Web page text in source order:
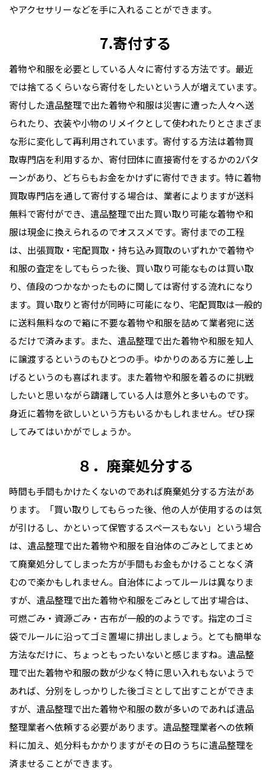
やアクセサリーなどを手に入れることができます。
7.寄付する
着物や和服を必要としている人々に寄付する方法です。最近
では捨てるくらいなら寄付をしたいという人が増えています。
寄付した遺品整理で出た着物や和服は災害に遭った人々へ送
られたり、衣装や小物のリメイクとして使われたりとさまざま
な形に変化して再利用されています。寄付する方法は着物買
取専門店を利用するか、寄付団体に直接寄付をするかの2パタ
ーンがあり、どちらもお金をかけずに寄付できます。特に着物
買取専門店を通して寄付する場合は、業者によりますが送料
無料で寄付ができ、遺品整理で出た買い取り可能な着物や和
服は現金に換えられるのでオススメです。寄付までの工程
は、出張買取・宅配買取・持ち込み買取のいずれかで着物や
和服の査定をしてもらった後、買い取り可能なものは買い取
り、値段のつかなかったものに関しては寄付する流れになり
ます。買い取りと寄付が同時に可能になり、宅配買取は一般的
に送料無料なので箱に不要な着物や和服を詰めて業者宛に送
るだけで済みます。また、遺品整理で出た着物や和服を知人
に譲渡するというのもひとつの手。ゆかりのある方に差し上
げるというのも喜ばれます。また着物や和服を着るのに挑戦
したいと思いながら躊躇している人は意外と多いものです。
身近に着物を欲しいという方もいるかもしれません。ぜひ探
してみてはいかがでしょうか。
８．廃棄処分する
時間も手間もかけたくないのであれば廃棄処分する方法があ
ります。「買い取りしてもらった後、他の人が使用するのは気
が引けるし、かといって保管するスペースもない」という場合
は、遺品整理で出た着物や和服を自治体のごみとしてまとめ
て廃棄処分してしまった方が手間もお金もかけることなく済
むので楽かもしれません。自治体によってルールは異なりま
すが、遺品整理で出た着物や和服をごみとして出す場合は、
可燃ごみ・資源ごみ・古布が一般的のようです。指定のゴミ
袋でルールに沿ってゴミ置場に排出しましょう。とても簡単な
方法なだけに、ちょっともったいないと感じますね。遺品整
理で出た着物や和服の数が少なく特に思い入れもないようで
あれば、分別をしっかりした後ゴミとして出すことができま
すが、遺品整理で出た着物や和服の数が多いのであれば遺品
整理業者へ依頼する必要があります。遺品整理業者への依頼
料に加え、処分料もかかりますがその日のうちに遺品整理を
済ませることができます。